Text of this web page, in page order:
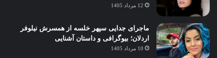
12 مرداد 1405
ماجرای جدایی سپهر خلسه از همسرش نیلوفر
اردلان؛ بیوگرافی و داستان آشنایی
10 مرداد 1405